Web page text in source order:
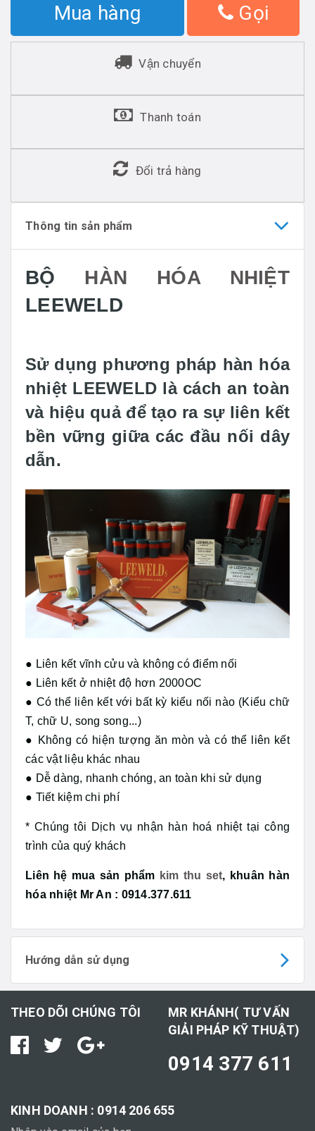
Mua hàng Gọi
Vận chuyển
Thanh toán
Đổi trả hàng
Thông tin sản phẩm
BỘ HÀN HÓA NHIỆT
LEEWELD
Sử dụng phương pháp hàn hóa
nhiệt LEEWELD là cách an toàn
và hiệu quả để tạo ra sự liên kết
bền vững giữa các đầu nối dây
dẫn.
● Liên kết vĩnh cửu và không có điểm nối
● Liên kết ở nhiệt độ hơn 2000OC
● Có thể liên kết với bất kỳ kiểu nối nào (Kiểu chữ
T, chữ U, song song...)
● Không có hiện tượng ăn mòn và có thể liên kết
các vật liệu khác nhau
● Dễ dàng, nhanh chóng, an toàn khi sử dụng
● Tiết kiệm chi phí
* Chúng tôi Dịch vụ nhận hàn hoá nhiệt tại công
trình của quý khách
Liên hệ mua sản phẩm kim thu set, khuân hàn
hóa nhiệt Mr An : 0914.377.611
Hướng dẫn sử dụng
THEO DÕI CHÚNG TÔI
MR KHÁNH( TƯ VẤN
GIẢI PHÁP KỸ THUẬT)
0914 377 611
KINH DOANH : 0914 206 655